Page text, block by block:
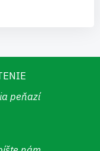
peňazí